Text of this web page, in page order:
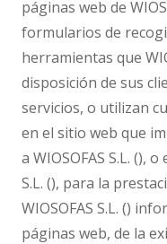
páginas web de
formularios de
herramientas que
disposición de sus
servicios, o utilizan
en el sitio web que
a WIOSOFAS S.L. (),
S.L. (), para la
WIOSOFAS S.L. ()
páginas web, de la